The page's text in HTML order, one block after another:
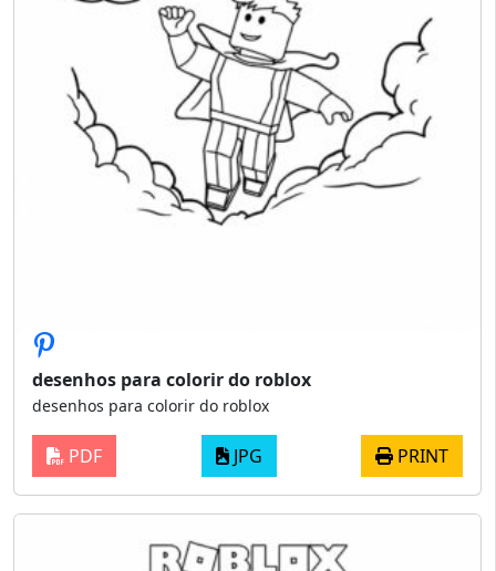
desenhos para colorir do roblox
desenhos para colorir do roblox
PDF JPG PRINT